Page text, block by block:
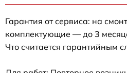
Гарантия от сервиса: на
комплектующие — до 3
Что считается гарантийным